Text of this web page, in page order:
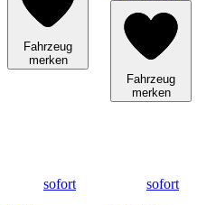
Fahrzeug
merken
Fahrzeug
merken
sofort
sofort